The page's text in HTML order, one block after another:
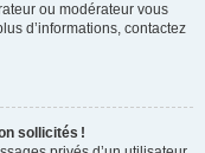
ou modérateur vous
d’informations, contactez
sollicités !